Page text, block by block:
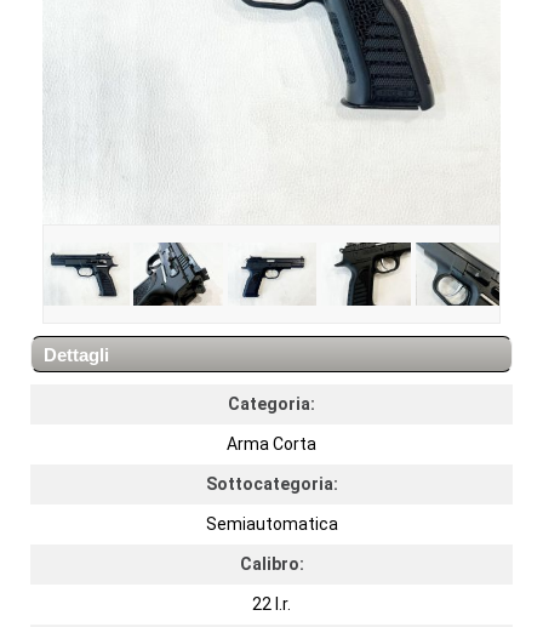
Dettagli
Categoria:
Arma Corta
Sottocategoria:
Semiautomatica
Calibro:
22 l.r.